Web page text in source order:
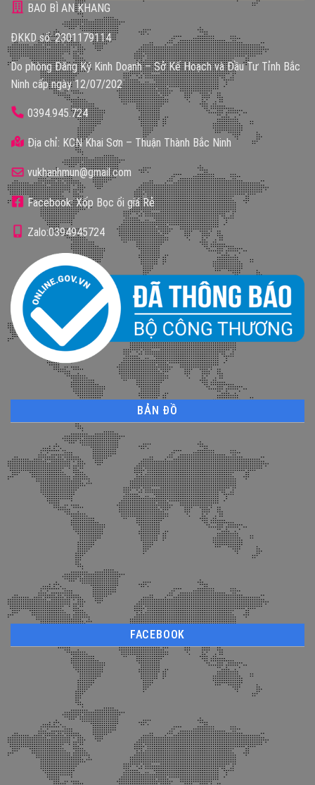
BAO BÌ AN KHANG
ĐKKD số: 2301179114
Do phòng Đăng Ký Kinh Doanh – Sở Kế Hoạch và Đầu Tư Tỉnh Bắc
Ninh cấp ngày 12/07/202
0394.945.724
Địa chỉ: KCN Khai Sơn – Thuận Thành Bắc Ninh
vukhanhmun@gmail.com
Facebook: Xốp Bọc ổi giá Rẻ
Zalo:0394945724
BẢN ĐỒ
FACEBOOK